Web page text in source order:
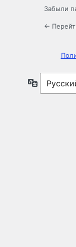
Забыли
←
Язык